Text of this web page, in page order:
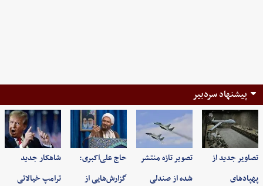
پیشنهاد سردبیر
تصاویر جدید از
پهپادهای
تصویر تازه منتشر
شده از صندلی
حاج علی‌اکبری:
گزارش‌هایی از
شاهکار جدید
ترامپ خیالاتی